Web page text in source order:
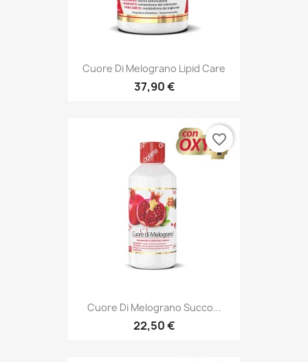
Cuore Di Melograno Lipid Care
37,90 €
Cuore Di Melograno Succo...
22,50 €
favorite_border